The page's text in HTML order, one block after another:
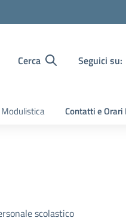
Cerca Seguici su:
Modulistica Contatti e
scolastico